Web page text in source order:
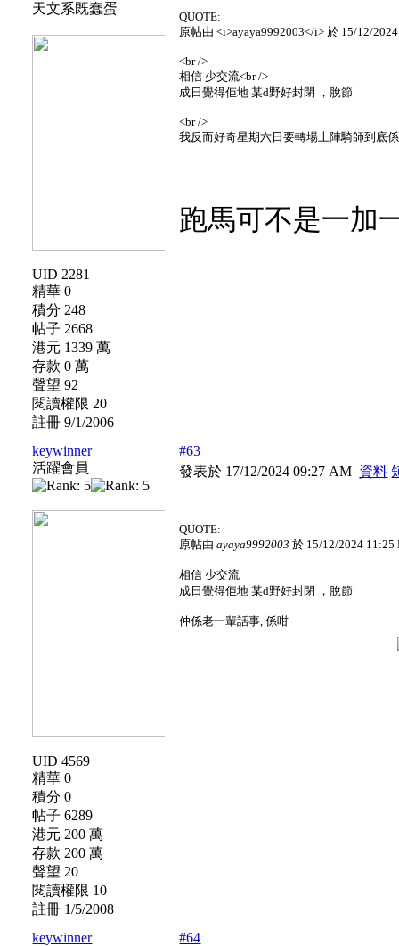
天文系既蠢蛋
UID 2281
精華 0
積分 248
帖子 2668
港元 1339 萬
存款 0 萬
聲望 92
閱讀權限 20
註冊 9/1/2006
QUOTE:
原帖由 <i>ayaya9992003</i> 於 15/12/
<br />
相信 少交流<br />
成日覺得佢地 某d野好封閉 ，脫節
<br />
我反而好奇星期六日要轉場上陣騎師到底
跑馬可不是一加
keywinner
活躍會員
UID 4569
精華 0
積分 0
帖子 6289
港元 200 萬
存款 200 萬
聲望 20
閱讀權限 10
註冊 1/5/2008
#63
發表於 17/12/2024 09:27 AM 資料
QUOTE:
原帖由ayaya9992003 於 15/12/2024 11:25
相信 少交流
成日覺得佢地 某d野好封閉 ，脫節
仲係老一輩話事, 係咁
keywinner
#64